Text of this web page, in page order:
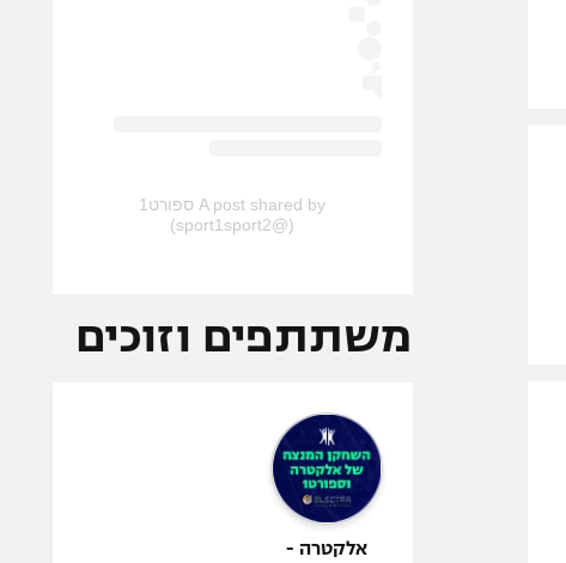
A post shared by ספורט1
(@sport1sport2)
משתתפים וזוכים
אלקטרה -